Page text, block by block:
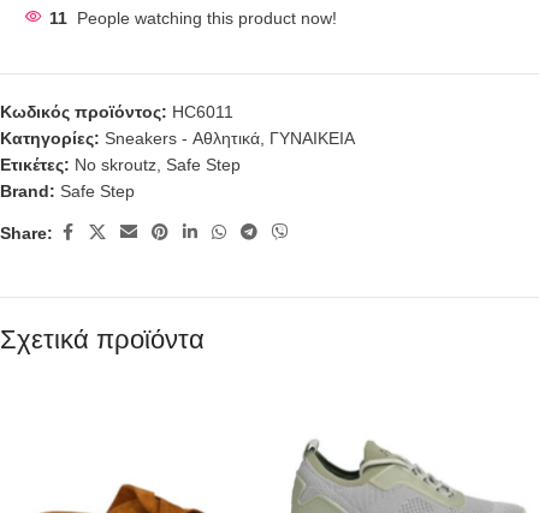
11 People watching this product now!
Κωδικός προϊόντος: HC6011
Κατηγορίες: Sneakers - Αθλητικά ΓΥΝΑΙΚΕΙΑ
Ετικέτες: No skroutz Safe Step
Brand: Safe Step
Share:
Σχετικά προϊόντα